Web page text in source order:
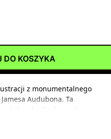
DO KOSZYKA
z monumentalnego
Audubona. Ta
kokoszkę (kurkę wodną,